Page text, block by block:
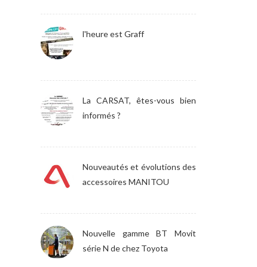
l'heure est Graff
La CARSAT, êtes-vous bien
informés ?
Nouveautés et évolutions des
accessoires MANITOU
Nouvelle gamme BT Movit
série N de chez Toyota